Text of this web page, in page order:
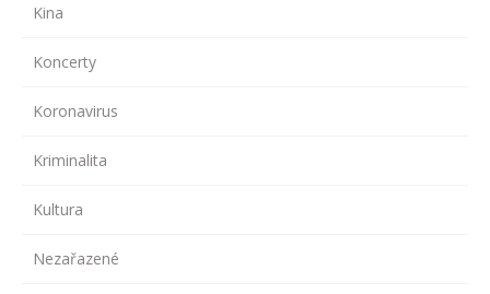
Kina
Koncerty
Koronavirus
Kriminalita
Kultura
Nezařazené